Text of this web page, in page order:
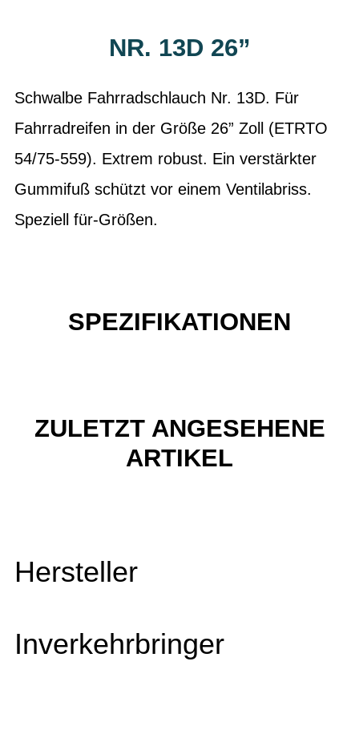
NR. 13D 26”
Schwalbe Fahrradschlauch Nr. 13D. Für
Fahrradreifen in der Größe 26” Zoll (ETRTO
54/75-559). Extrem robust. Ein verstärkter
Gummifuß schützt vor einem Ventilabriss.
Speziell für-Größen.
SPEZIFIKATIONEN
ZULETZT ANGESEHENE
ARTIKEL
Hersteller
Inverkehrbringer